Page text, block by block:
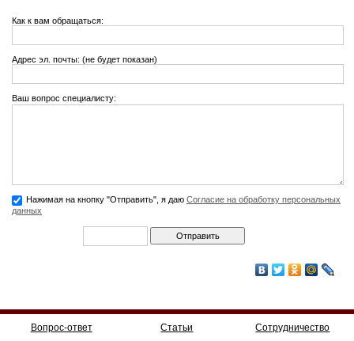
Как к вам обращаться:
Адрес эл. почты: (не будет показан)
Ваш вопрос специалисту:
Нажимая на кнопку "Отправить", я даю Согласие на обработку персональных
данных
Вопрос-ответ Статьи Сотрудничество